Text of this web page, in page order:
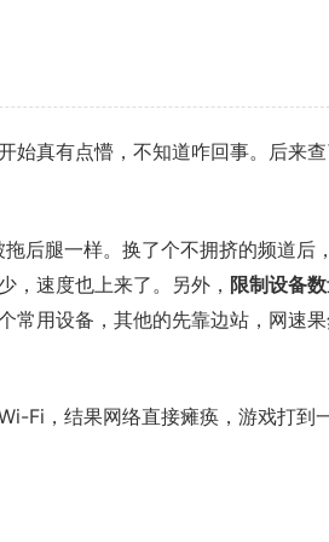
始真有点懵，不知道咋回事。后来
后腿一样。换了个不拥挤的频道后
，速度也上来了。另外， 限制设备
常用设备，其他的先靠边站，网速
Fi，结果网络直接瘫痪，游戏打到